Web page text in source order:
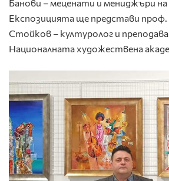
Банови – меценати и мениджъри на
Експозицията ще представи
Стойков – културолог и
Националната художествена